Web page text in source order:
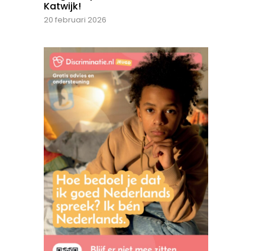
Katwijk!
20 februari 2026